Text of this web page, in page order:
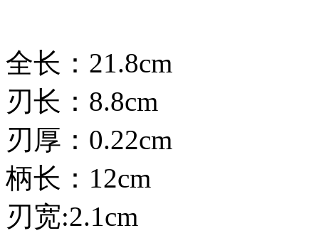
全长：21.8cm
刃长：8.8cm
刃厚：0.22cm
柄长：12cm
刃宽:2.1cm